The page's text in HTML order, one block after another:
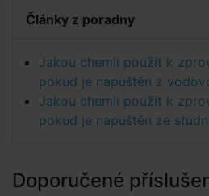
Články z poradny
Jakou chemii použít k
pokud je napuštěn z
Jakou chemii použít k
pokud je napuštěn ze
Doporučené